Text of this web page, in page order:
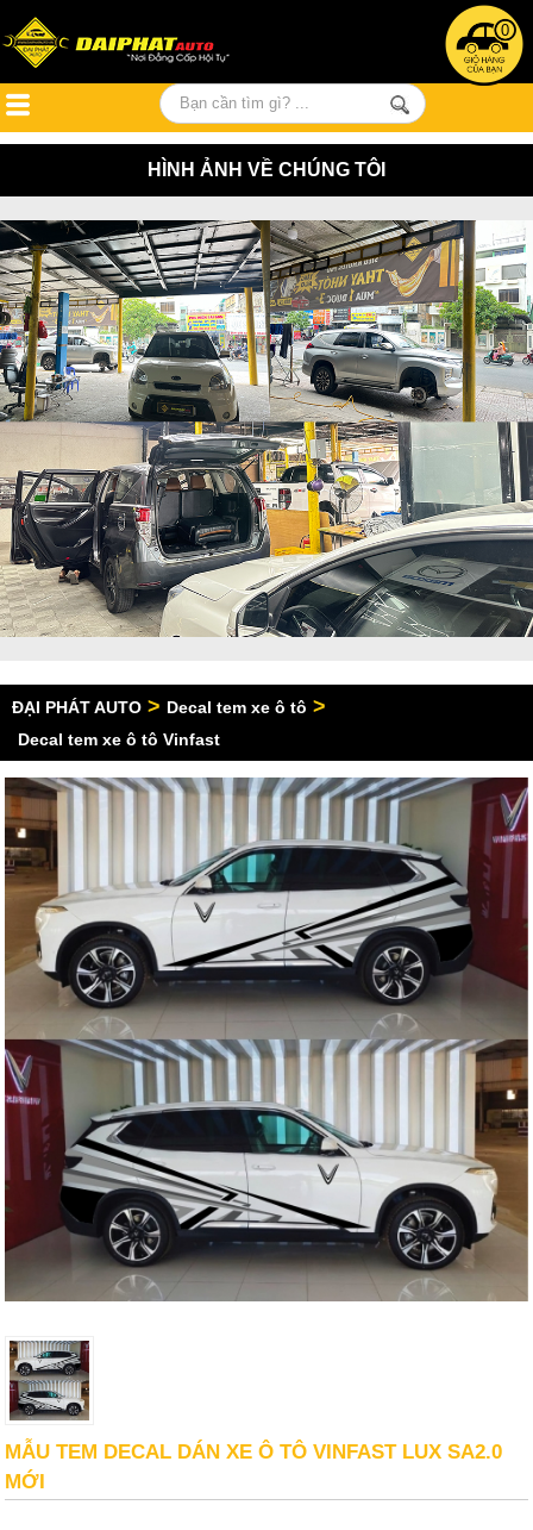
0
HÌNH ẢNH VỀ CHÚNG TÔI
ĐẠI PHÁT AUTO > Decal tem xe ô tô >
Decal tem xe ô tô Vinfast
MẪU TEM DECAL DÁN XE Ô TÔ VINFAST LUX SA2.0
MỚI